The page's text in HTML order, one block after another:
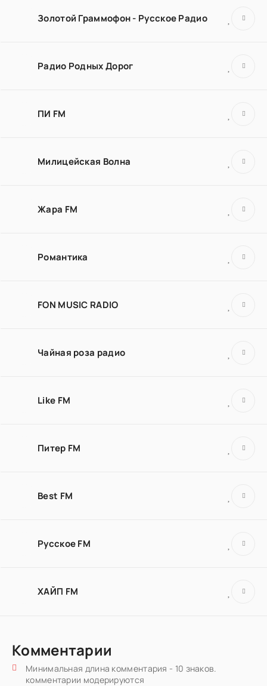
Золотой Граммофон - Русское Радио
Радио Родных Дорог
ПИ FM
Милицейская Волна
Жара FM
Романтика
FON MUSIC RADIO
Чайная роза радио
Like FM
Питер FM
Best FM
Русское FM
ХАЙП FM
Комментарии
Минимальная длина комментария - 10 знаков.
комментарии модерируются